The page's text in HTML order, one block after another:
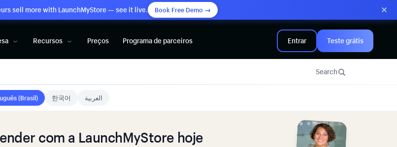
sell more with LaunchMyStore — see it live. Book Free Demo →
Recursos Preços Programa de parceiros Entrar Teste grátis
Search
(Brasil) 한국어 العربية
com a LaunchMyStore hoje